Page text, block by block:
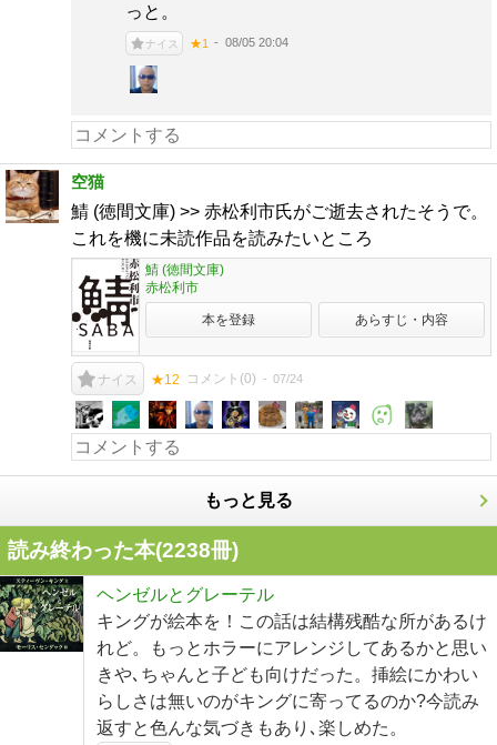
っと。
ナイス ★1 08/05 20:04
空猫
鯖 (徳間文庫) >> 赤松利市氏がご逝去されたそうで。
これを機に未読作品を読みたいところ
鯖 (徳間文庫)
赤松利市
本を登録 あらすじ・内容
ナイス ★12 コメント(0) 07/24
もっと見る
読み終わった本(2238冊)
ヘンゼルとグレーテル
キングが絵本を！この話は結構残酷な所があるけ
れど。もっとホラーにアレンジしてあるかと思い
きや､ちゃんと子ども向けだった。挿絵にかわい
らしさは無いのがキングに寄ってるのか?今読み
返すと色んな気づきもあり､楽しめた。